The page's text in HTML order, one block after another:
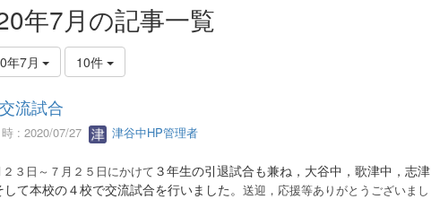
年7月の記事一覧
年7月 10件
流試合
: 2020/07/27 津谷中HP管理者
３日～ ７月２５日にかけて ３年生の引退試合も兼ね，大谷中，歌津中，志津
て本校の４校で交流試合を行いました。 送迎，応援等ありがとうございまし